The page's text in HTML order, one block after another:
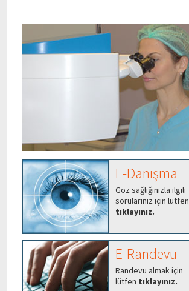
E-Danışma
Göz sağlığınızla ilgili
sorularınız için lütfen
tıklayınız.
E-Randevu
Randevu almak için
lütfen tıklayınız.